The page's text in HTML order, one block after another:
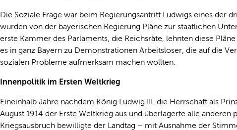
Die Soziale Frage war beim Regierungsantritt Ludwigs eines der
wurden von der bayerischen Regierung Pläne zur staatlichen
erste Kammer des Parlaments, die Reichsräte, lehnten diese
es in ganz Bayern zu Demonstrationen Arbeitsloser, die auf die
sozialen Probleme aufmerksam machen wollten.
Innenpolitik im Ersten Weltkrieg
Eineinhalb Jahre nachdem König Ludwig III. die Herrschaft als
August 1914 der Erste Weltkrieg aus und überlagerte alle
Kriegsausbruch bewilligte der Landtag – mit Ausnahme der